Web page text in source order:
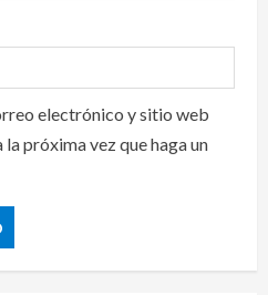
electrónico y sitio web
próxima vez que haga un